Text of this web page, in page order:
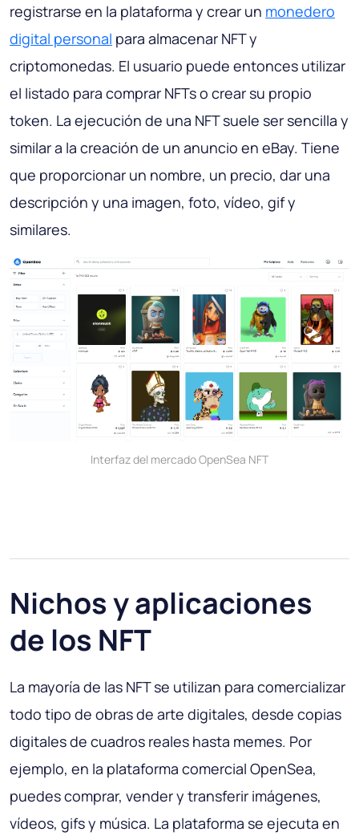
registrarse en la plataforma y crear un monedero
digital personal para almacenar NFT y
criptomonedas. El usuario puede entonces utilizar
el listado para comprar NFTs o crear su propio
token. La ejecución de una NFT suele ser sencilla y
similar a la creación de un anuncio en eBay. Tiene
que proporcionar un nombre, un precio, dar una
descripción y una imagen, foto, vídeo, gif y
similares.
Interfaz del mercado OpenSea NFT
Nichos y aplicaciones
de los NFT
La mayoría de las NFT se utilizan para comercializar
todo tipo de obras de arte digitales, desde copias
digitales de cuadros reales hasta memes. Por
ejemplo, en la plataforma comercial OpenSea,
puedes comprar, vender y transferir imágenes,
vídeos, gifs y música. La plataforma se ejecuta en